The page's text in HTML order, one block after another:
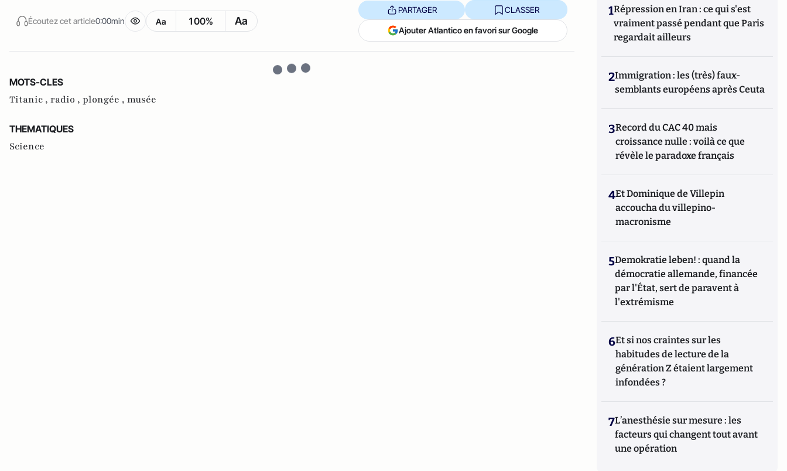
Écoutez cet article0:00min Aa 100% Aa
PARTAGER CLASSER
Ajouter Atlantico en favori sur Google
MOTS-CLES
Titanic , radio , plongée , musée
THEMATIQUES
Science
1Répression en Iran : ce qui s'est
vraiment passé pendant que Paris
regardait ailleurs
2Immigration : les (très) faux-
semblants européens après Ceuta
3Record du CAC 40 mais
croissance nulle : voilà ce que
révèle le paradoxe français
4Et Dominique de Villepin
accoucha du villepino-
macronisme
5Demokratie leben! : quand la
démocratie allemande, financée
par l'État, sert de paravent à
l'extrémisme
6Et si nos craintes sur les
habitudes de lecture de la
génération Z étaient largement
infondées ?
7L’anesthésie sur mesure : les
facteurs qui changent tout avant
une opération